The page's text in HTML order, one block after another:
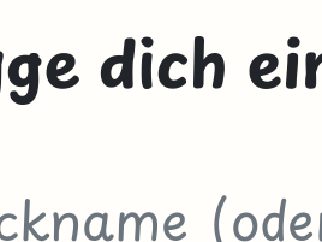
dich